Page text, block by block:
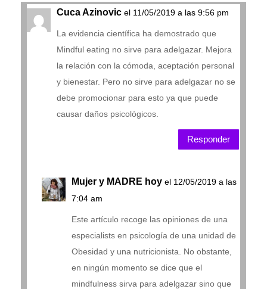
Cuca Azinovic el 11/05/2019 a las 9:56 pm
La evidencia científica ha demostrado que
Mindful eating no sirve para adelgazar. Mejora
la relación con la cómoda, aceptación personal
y bienestar. Pero no sirve para adelgazar no se
debe promocionar para esto ya que puede
causar daños psicológicos.
Responder
Mujer y MADRE hoy el 12/05/2019 a las
7:04 am
Este artículo recoge las opiniones de una
especialists en psicología de una unidad de
Obesidad y una nutricionista. No obstante,
en ningún momento se dice que el
mindfulness sirva para adelgazar sino que